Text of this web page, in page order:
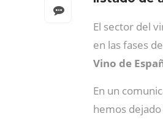
El sector del
en las fases de
Vino de
En un
hemos